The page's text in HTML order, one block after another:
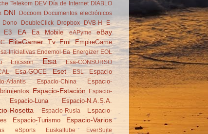
Telekom DEV Día de Internet DIABLO
DNI Docoom
Documentos electrónicos
Dono DoubleClick Dropbox DVB-H
E-
E3 EA Ea Mobile eAPyme eBay
EliteGamer Tv Emi EmpireGame
Iniciativas Endemol-Ea Energizer EOL
Ericsson Esa
Esa-CONSURSO
Esa-GOCE Eset ESL Espacio
Atlantis Espacio-China
Espacio-
Espacio-Estación
Espacio-
Espacio-Luna Espacio-N.A.S.A.
Rosetta Espacio-Rusia
Espacio-
Espacio-Turismo Espacio-Varios
eSports Euskaltube EverSuite